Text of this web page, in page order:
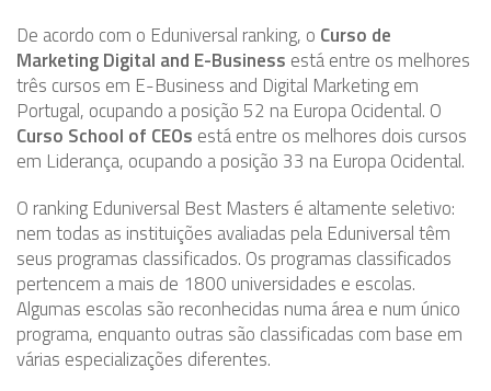
De acordo com o Eduniversal ranking, o Curso de
Marketing Digital and E-Business está entre os melhores
três cursos em E-Business and Digital Marketing em
Portugal, ocupando a posição 52 na Europa Ocidental. O
Curso School of CEOs está entre os melhores dois cursos
em Liderança, ocupando a posição 33 na Europa Ocidental.
O ranking Eduniversal Best Masters é altamente seletivo:
nem todas as instituições avaliadas pela Eduniversal têm
seus programas classificados. Os programas classificados
pertencem a mais de 1800 universidades e escolas.
Algumas escolas são reconhecidas numa área e num único
programa, enquanto outras são classificadas com base em
várias especializações diferentes.